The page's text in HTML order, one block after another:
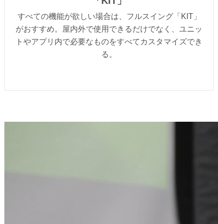
すべての機能が欲しい場合は、フルスイング「KIT」
がおすすめ。屋内外で使用できるだけでなく、ユニッ
トやアプリ内で必要なものをすべてカスタマイズでき
る。